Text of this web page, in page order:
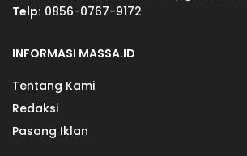
Telp: 0856-0767-9172
INFORMASI MASSA.ID
Tentang Kami
Redaksi
Pasang Iklan